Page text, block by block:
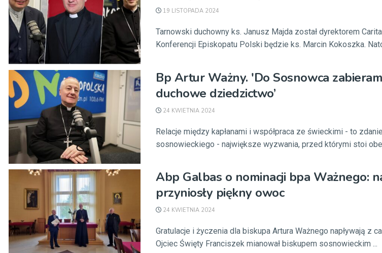
19 LISTOPADA 2024
Tarnowski duchowny ks. Janusz Majda został dyrektorem
Konferencji Episkopatu Polski będzie ks. Marcin Kokoszka.
Bp Artur Ważny. 'Do Sosnowca
duchowe dziedzictwo’
24 KWIETNIA 2024
Relacje między kapłanami i współpraca ze świeckimi - to
sosnowieckiego - największe wyzwania, przed którymi stoi
Abp Galbas o nominacji bpa Ważnego:
przyniosły piękny owoc
24 KWIETNIA 2024
Gratulacje i życzenia dla biskupa Artura Ważnego napływają z
Ojciec Święty Franciszek mianował biskupem sosnowieckim ...